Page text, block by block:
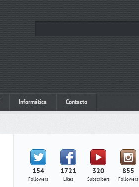
Informática Contacto
154
Followers
1721
Likes
320
Subscribers
855
Followers